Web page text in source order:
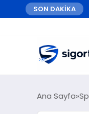
SON DAKİKA
Ana Sayfa